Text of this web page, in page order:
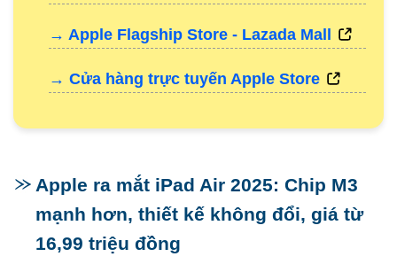
→ Apple Flagship Store - Lazada Mall
→ Cửa hàng trực tuyến Apple Store
Apple ra mắt iPad Air 2025: Chip M3
mạnh hơn, thiết kế không đổi, giá từ
16,99 triệu đồng